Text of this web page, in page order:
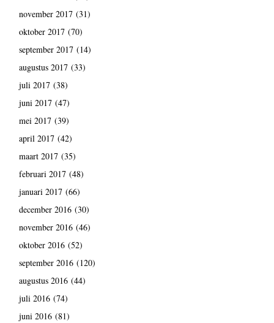
november 2017(31)
oktober 2017(70)
september 2017(14)
augustus 2017(33)
juli 2017(38)
juni 2017(47)
mei 2017(39)
april 2017(42)
maart 2017(35)
februari 2017(48)
januari 2017(66)
december 2016(30)
november 2016(46)
oktober 2016(52)
september 2016(120)
augustus 2016(44)
juli 2016(74)
juni 2016(81)